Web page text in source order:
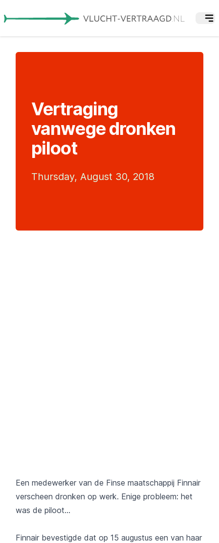
Vertraging
vanwege dronken
piloot
Thursday, August 30, 2018
Een medewerker van de Finse maatschappij Finnair
verscheen dronken op werk. Enige probleem: het
was de piloot...
Finnair bevestigde dat op 15 augustus een van haar